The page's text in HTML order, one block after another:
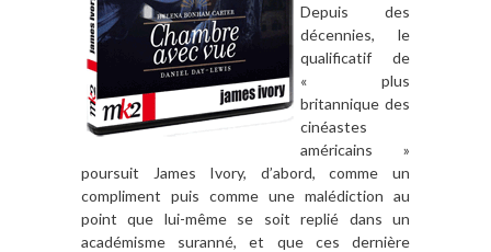
Depuis des
décennies, le
qualificatif de
« plus
britannique des
cinéastes
américains »
poursuit James Ivory, d’abord, comme un
compliment puis comme une malédiction au
point que lui-même se soit replié dans un
académisme suranné, et que ces dernière